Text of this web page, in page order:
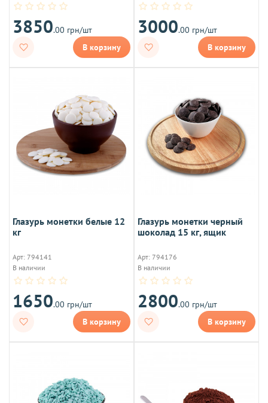
3850.00 грн/шт
В корзину
3000.00 грн/шт
В корзину
Глазурь монетки белые 12
кг
Арт: 794141
В наличии
1650.00 грн/шт
В корзину
Глазурь монетки черный
шоколад 15 кг, ящик
Арт: 794176
В наличии
2800.00 грн/шт
В корзину